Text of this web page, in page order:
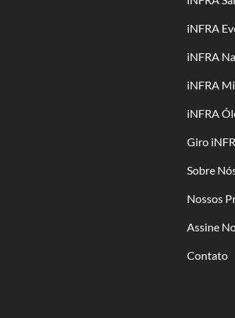
iNFRA
iNFRA
iNFRA
iNFRA
Giro
Sobre
Nossos
Assine
Contato